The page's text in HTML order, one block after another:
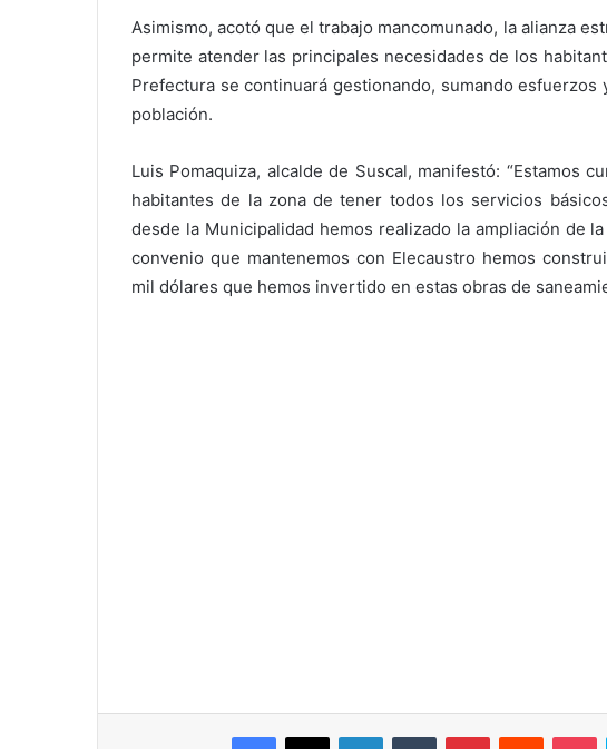
Asimismo, acotó que el trabajo mancomunado, la alianza
permite atender las principales necesidades de los
Prefectura se continuará gestionando, sumando
población.
Luis Pomaquiza, alcalde de Suscal, manifestó: “Estamos
habitantes de la zona de tener todos los servicios
desde la Municipalidad hemos realizado la ampliación de
convenio que mantenemos con Elecaustro hemos
mil dólares que hemos invertido en estas obras de